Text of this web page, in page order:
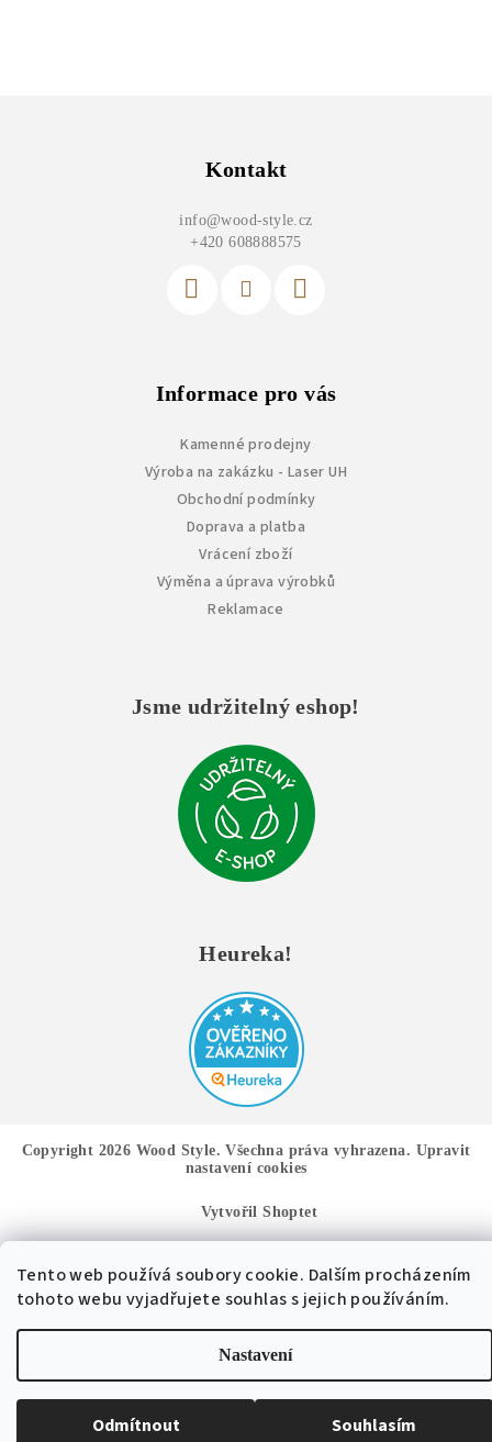
Tento web používá soubory cookie. Dalším procházením
tohoto webu vyjadřujete souhlas s jejich používáním.
Nastavení
Odmítnout Souhlasím
Kontakt
info@wood-style.cz
+420 608888575
Informace pro vás
Kamenné prodejny
Výroba na zakázku - Laser UH
Obchodní podmínky
Doprava a platba
Vrácení zboží
Výměna a úprava výrobků
Reklamace
Jsme udržitelný eshop!
Heureka!
Copyright 2026 Wood Style. Všechna práva vyhrazena. Upravit
nastavení cookies
Vytvořil Shoptet